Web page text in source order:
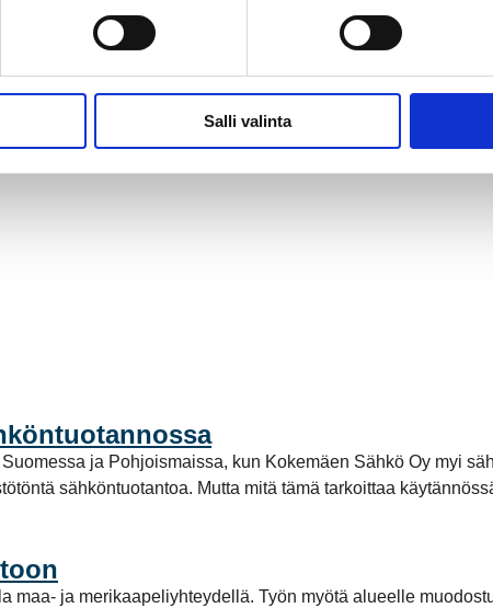
Salli valinta
ja Pohjoismaissa, kun Kokemäen Sähkö Oy myi
sähköntuotantoa. Mutta mitä tämä tarkoittaa
maa- ja merikaapeliyhteydellä. Työn myötä alueelle